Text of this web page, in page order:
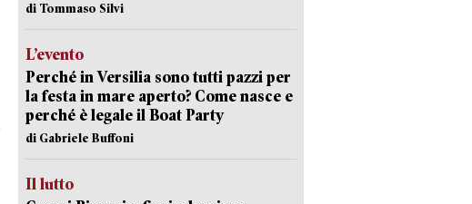
di Tommaso Silvi
L’evento
Perché in Versilia sono tutti pazzi per
la festa in mare aperto? Come nasce e
perché è legale il Boat Party
di Gabriele Buffoni
Il lutto